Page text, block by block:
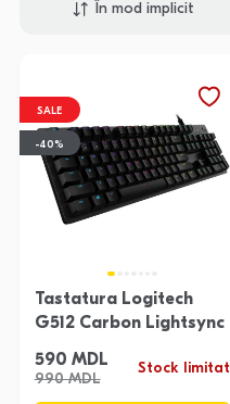
În mod implicit
SALE
-40%
Tastatura Logitech
G512 Carbon Lightsync
590 MDL
990 MDL
Stock limitat